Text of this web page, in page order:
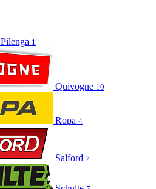
Pilenga 1
Quivogne 10
Ropa 4
Salford 7